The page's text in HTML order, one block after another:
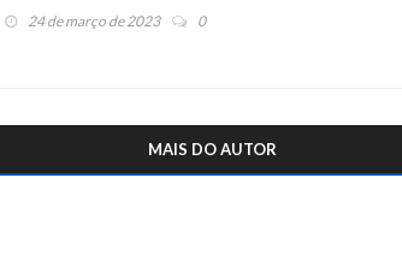
24 de março de 2023 0
MAIS DO AUTOR